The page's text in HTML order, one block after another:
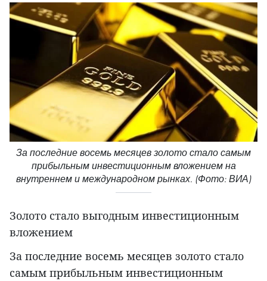
За последние восемь месяцев золото стало самым
прибыльным инвестиционным вложением на
внутреннем и международном рынках. (Фото: ВИА)
Золото стало выгодным инвестиционным
вложением
За последние восемь месяцев золото стало
самым прибыльным инвестиционным